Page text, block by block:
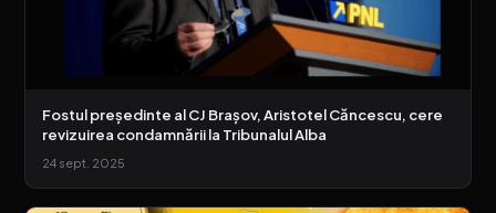
Fostul președinte al CJ Brașov, Aristotel Căncescu, cere
revizuirea condamnării la Tribunalul Alba
24 sept. 2025